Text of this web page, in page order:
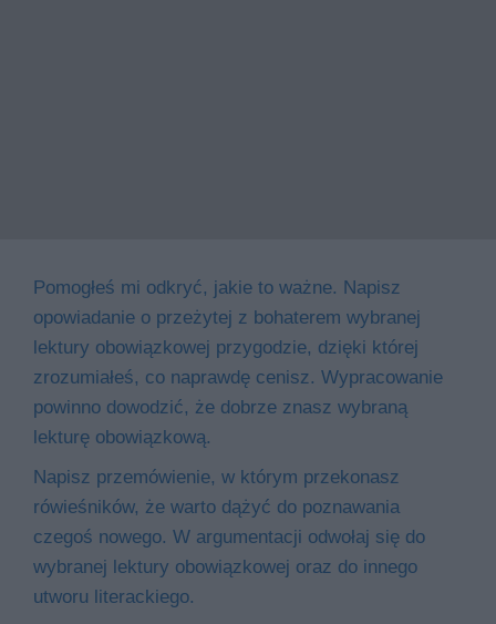
Pomogłeś mi odkryć, jakie to ważne. Napisz
opowiadanie o przeżytej z bohaterem wybranej
lektury obowiązkowej przygodzie, dzięki której
zrozumiałeś, co naprawdę cenisz. Wypracowanie
powinno dowodzić, że dobrze znasz wybraną
lekturę obowiązkową.
Napisz przemówienie, w którym przekonasz
rówieśników, że warto dążyć do poznawania
czegoś nowego. W argumentacji odwołaj się do
wybranej lektury obowiązkowej oraz do innego
utworu literackiego.